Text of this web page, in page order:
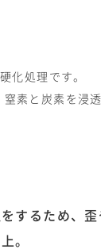
化処理です。
素と炭素を浸
するため、歪
。